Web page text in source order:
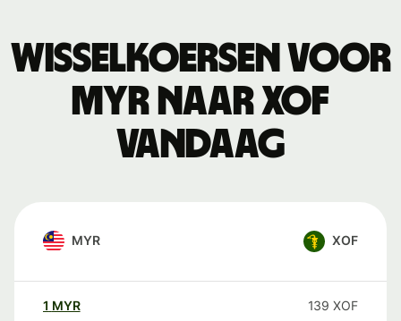
Wisselkoersen voor
MYR naar XOF
vandaag
MYR XOF
1 MYR 139 XOF